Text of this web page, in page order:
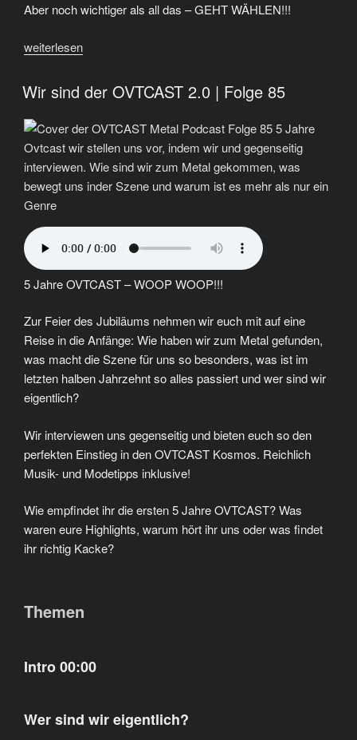
Aber noch wichtiger als all das – GEHT WÄHLEN!!!
„Früher
alles
schlechter
|
Folge
104“
weiterlesen
Wir sind der OVTCAST 2.0 | Folge 85
5 Jahre OVTCAST – WOOP WOOP!!!
Zur Feier des Jubiläums nehmen wir euch mit auf eine
Reise in die Anfänge: Wie haben wir zum Metal gefunden,
was macht die Szene für uns so besonders, was ist im
letzten halben Jahrzehnt so alles passiert und wer sind wir
eigentlich?
Wir interviewen uns gegenseitig und bieten euch so den
perfekten Einstieg in den OVTCAST Kosmos. Reichlich
Musik- und Modetipps inklusive!
Wie empfindet ihr die ersten 5 Jahre OVTCAST? Was
waren eure Highlights, warum hört ihr uns oder was findet
ihr richtig Kacke?
Themen
Intro 00:00
Wer sind wir eigentlich?